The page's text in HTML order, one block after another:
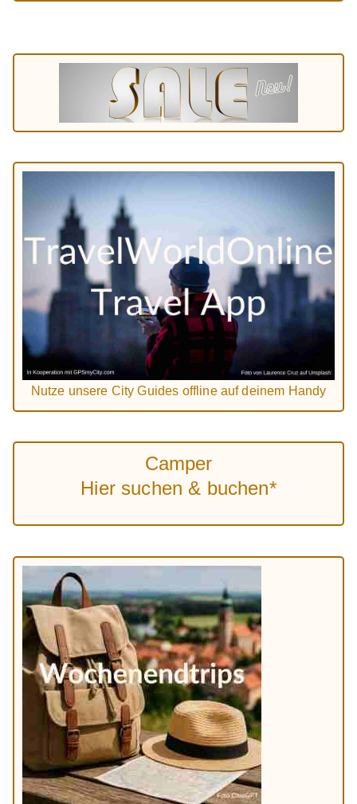
Nutze unsere City Guides offline auf deinem Handy
Camper
Hier suchen & buchen*